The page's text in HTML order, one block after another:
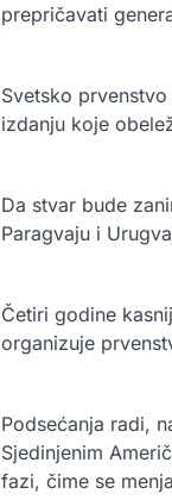
prepričavati
Svetsko
izdanju koje
Da stvar bude
Paragvaju i
Četiri godine
organizuje
Podsećanja radi,
Sjedinjenim
fazi, čime se